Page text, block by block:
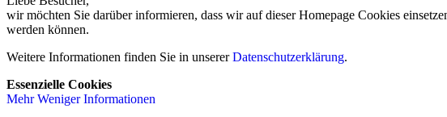
wir möchten Sie darüber informieren, dass wir auf dieser Homepage Cookies
werden können.
Weitere Informationen finden Sie in unsererDatenschutzerklärung.
Essenzielle Cookies
Mehr WenigerInformationen